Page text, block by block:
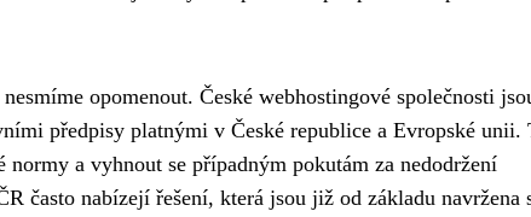
opomenout. České webhostingové společnosti
předpisy platnými v České republice a Evropské unii.
a vyhnout se případným pokutám za nedodržení
často nabízejí řešení, která jsou již od základu navržena